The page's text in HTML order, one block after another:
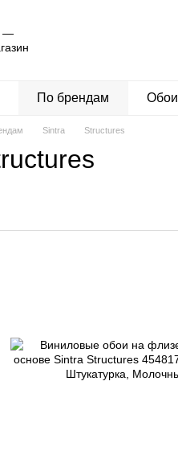
По брендам
Sintra Structures